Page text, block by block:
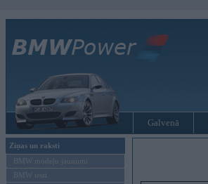
Galvenā
Ziņas un raksti
BMW modeļu jaunumi
BMW testi